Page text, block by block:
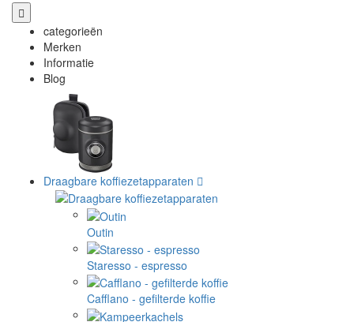
categorieën
Merken
Informatie
Blog
Draagbare koffiezetapparaten
Outin
Staresso - espresso
Cafflano - gefilterde koffie